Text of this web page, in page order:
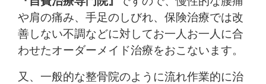
や肩の痛み、手足のしびれ、保険治療では改
善しない不調などに対してお一人お一人に合
わせたオーダーメイド治療をおこないます。
又、一般的な整骨院のように流れ作業的に治